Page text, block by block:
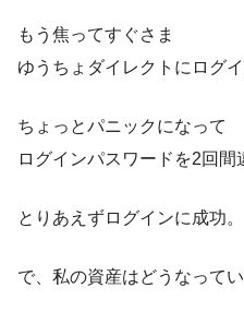
もう焦ってすぐさま
ゆうちょダイレクトにログイ
ちょっとパニックになって
ログインパスワードを2回間
とりあえずログインに成功。
で、私の資産はどうなって